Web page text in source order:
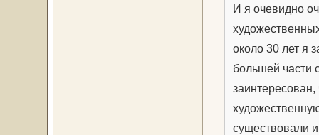
И я очевидно
около 30 лет я
большей части
существовали